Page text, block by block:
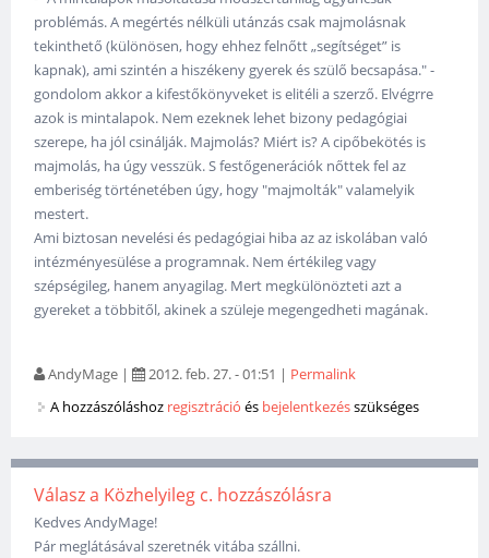
problémás. A megértés nélküli utánzás csak majmolásnak
tekinthető (különösen, hogy ehhez felnőtt „segítséget” is
kapnak), ami szintén a hiszékeny gyerek és szülő becsapása." -
gondolom akkor a kifestőkönyveket is elitéli a szerző. Elvégrre
azok is mintalapok. Nem ezeknek lehet bizony pedagógiai
szerepe, ha jól csinálják. Majmolás? Miért is? A cipőbekötés is
majmolás, ha úgy vesszük. S festőgenerációk nőttek fel az
emberiség történetében úgy, hogy "majmolták" valamelyik
mestert.
Ami biztosan nevelési és pedagógiai hiba az az iskolában való
intézményesülése a programnak. Nem értékileg vagy
szépségileg, hanem anyagilag. Mert megkülönözteti azt a
gyereket a többitől, akinek a szüleje megengedheti magának.
AndyMage | 2012. feb. 27. - 01:51 | Permalink
A hozzászóláshoz regisztráció és bejelentkezésszükséges
Válasz a Közhelyileg c. hozzászólásra
Kedves AndyMage!
Pár meglátásával szeretnék vitába szállni.